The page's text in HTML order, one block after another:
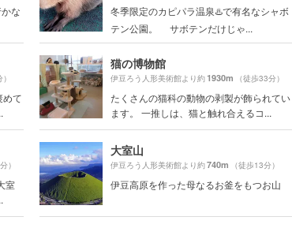
な
冬季限定のカピパラ温泉♨️で有名なシャボ
テン公園。 サボテンだけじゃ...
て
猫の博物館
伊豆ろう人形美術館より約1930m （徒歩33分）
たくさんの猫科の動物の剥製が飾られてい
ます。 一推しは、猫と触れ合えるコ...
）
室
大室山
伊豆ろう人形美術館より約740m （徒歩13分）
伊豆高原を作った母なるお釜をもつお山